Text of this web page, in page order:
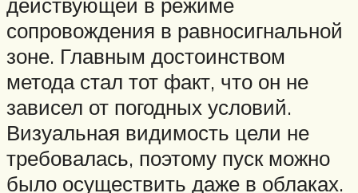
сопровождения в равносигнальной
зоне. Главным достоинством
метода стал тот факт, что он не
зависел от погодных условий.
Визуальная видимость цели не
требовалась, поэтому пуск можно
было осуществить даже в облаках.